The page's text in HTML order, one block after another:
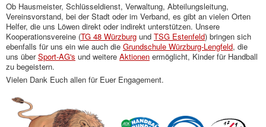
Ob Hausmeister, Schlüsseldienst, Verwaltung, Abteilungsleitung,
Vereinsvorstand, bei der Stadt oder im Verband, es gibt an vielen Orten
Helfer, die uns Löwen direkt oder indirekt unterstützen. Unsere
Kooperationsvereine (TG 48 Würzburg und TSG Estenfeld) bringen sich
ebenfalls für uns ein wie auch die Grundschule Würzburg-Lengfeld, die
uns überSport-AG's und weitere Aktionen ermöglicht, Kinder für Handball
zu begeistern.
Vielen Dank Euch allen für Euer Engagement.